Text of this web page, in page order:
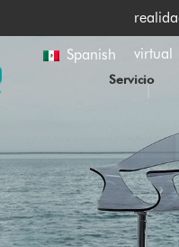
Spanish virtual
Servicio